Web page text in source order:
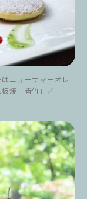
ニューサマーオレ
焼「青竹」／